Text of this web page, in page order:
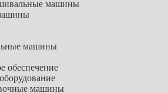
машины
машины
обеспечение
машины